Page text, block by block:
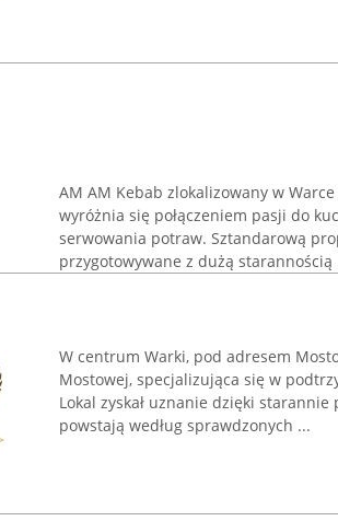
AM AM Kebab zlokalizowany w
wyróżnia się połączeniem pasji do
serwowania potraw. Sztandarową
przygotowywane z dużą starannością
W centrum Warki, pod adresem
Mostowej, specjalizująca się w
Lokal zyskał uznanie dzięki
powstają według sprawdzonych ...